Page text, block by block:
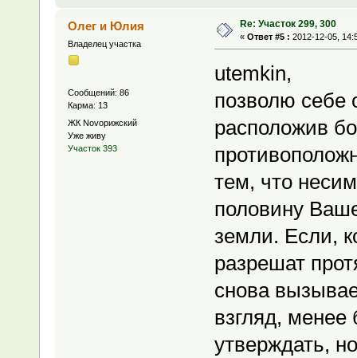
Олег и Юлия
Владелец участка
Сообщений: 86
Карма: 13
ЖК Novoрижский
Уже живу
Участок 393
Re: Участок 299, 300
« Ответ #5 : 2012-12-05,
utemkin,
позволю себе
расположив
тем, что
половину
земли. Если,
разрешат
снова
взгляд,
утверждать,